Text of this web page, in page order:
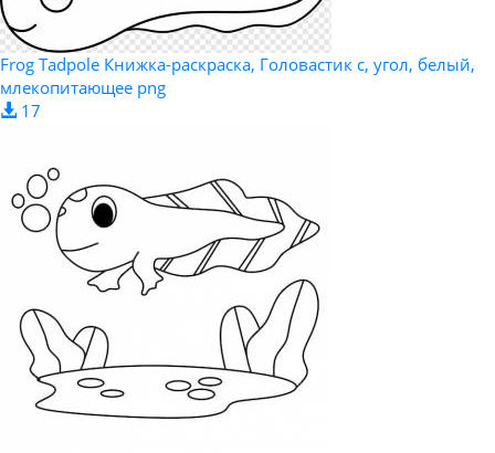
Frog Tadpole Книжка-раскраска, Головастик с, угол, белый,
млекопитающее png
17